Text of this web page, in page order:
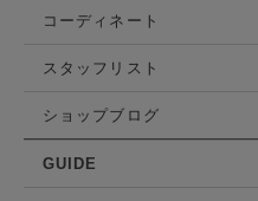
コーディネート
スタッフリスト
ショップブログ
GUIDE